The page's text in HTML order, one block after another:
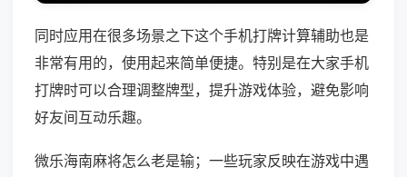
同时应用在很多场景之下这个手机打牌计算辅助也是
非常有用的，使用起来简单便捷。特别是在大家手机
打牌时可以合理调整牌型，提升游戏体验，避免影响
好友间互动乐趣。
微乐海南麻将怎么老是输；一些玩家反映在游戏中遇